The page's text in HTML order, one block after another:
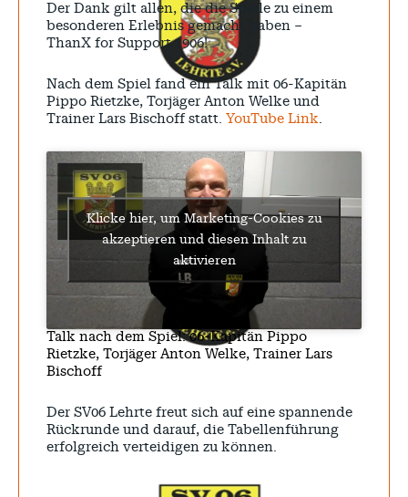
Der Dank gilt allen, die die Spiele zu einem
besonderen Erlebnis gemacht haben –
ThanX for Support 1906!
Nach dem Spiel fand ein Talk mit 06-Kapitän
Pippo Rietzke, Torjäger Anton Welke und
Trainer Lars Bischoff statt. YouTube Link
Klicke hier, um Marketing-Cookies zu
akzeptieren und diesen Inhalt zu
aktivieren
Talk nach dem Spiel: 06-Kapitän Pippo
Rietzke, Torjäger Anton Welke, Trainer Lars
Bischoff
Der SV06 Lehrte freut sich auf eine spannende
Rückrunde und darauf, die Tabellenführung
erfolgreich verteidigen zu können.